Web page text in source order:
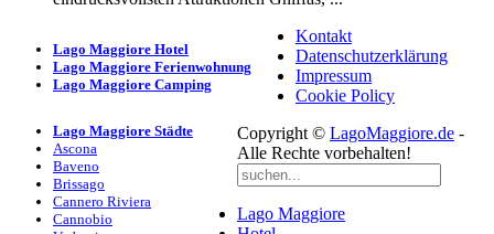
Lago Maggiore Hotel
Lago Maggiore Ferienwohnung
Lago Maggiore Camping
Lago Maggiore Städte
Ascona
Baveno
Brissago
Cannero Riviera
Cannobio
Kontakt
Datenschutzerklärung
Impressum
Cookie Policy
Copyright © LagoMaggiore.de -
Alle Rechte vorbehalten!
Lago Maggiore